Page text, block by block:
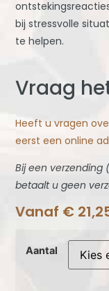
bij stressvolle
te helpen.
Vraag
Heeft u vragen
eerst een online
Bij een verzending
betaalt u geen
Vanaf €
Aantal